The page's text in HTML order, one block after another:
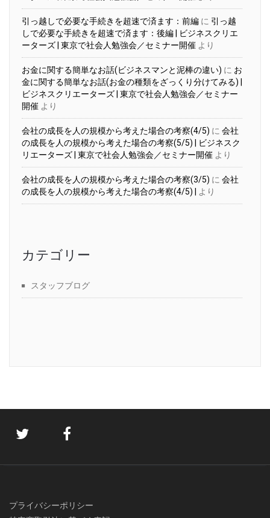
引っ越しで必要な手続きを超速で済ます：前編 に 引っ越
しで必要な手続きを超速で済ます：後編 | ビジネスクリエ
ーターズ | 東京で社会人勉強会／セミナー開催 より
お金に関する簡単なお話(ビジネスマンと泥棒の違い) に お
金に関する簡単なお話(お金の種類をざっくり分けてみる) |
ビジネスクリエーターズ | 東京で社会人勉強会／セミナー
開催 より
会社の成長を人の規模から考えた場合の考察(4/5) に 会社
の成長を人の規模から考えた場合の考察(5/5) | ビジネスク
リエーターズ | 東京で社会人勉強会／セミナー開催 より
会社の成長を人の規模から考えた場合の考察(3/5) に 会社
の成長を人の規模から考えた場合の考察(4/5) |
より
カテゴリー
スタッフブログ
プライバシーポリシー